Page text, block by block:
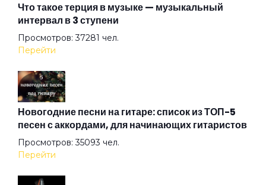
Ангел на свече
Ангел
Арена
Что такое терция в музыке — музыкальный
интервал в 3 ступени
Просмотров: 37281 чел.
Перейти
Новогодние песни на гитаре: список из ТОП-5
песен с аккордами, для начинающих гитаристов
Просмотров: 35093 чел.
Перейти